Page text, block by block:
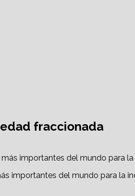
fraccionada
importantes del mundo para la